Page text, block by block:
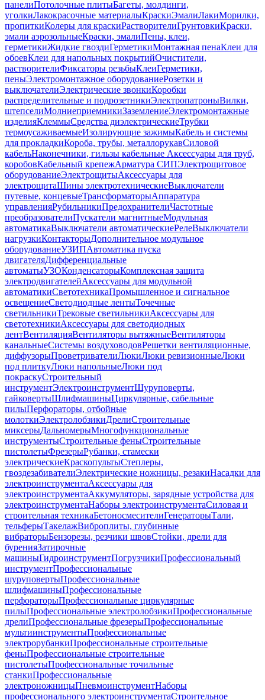
панелиПотолочные плитыБагеты, молдинги,
уголкиЛакокрасочные материалыКраскиЭмалиЛакиМорилки,
пропиткиКолеры для краскиРастворителиГрунтовкиКраски,
эмали аэрозольныеКраски, эмалиПены, клеи,
герметикиЖидкие гвоздиГерметикиМонтажная пенаКлеи для
обоевКлеи для напольных покрытийОчистители,
растворителиФиксаторы резьбыКлеиГерметики,
пеныЭлектромонтажное оборудованиеРозетки и
выключателиЭлектрические звонкиКоробки
распределительные и подрозетникиЭлектропатроныВилки,
штепселиМолниеприемникиЗаземлениеЭлектромонтажные
изделияКлеммыСредства диэлектрическиеТрубки
термоусаживаемыеИзолирующие зажимыКабель и системы
для прокладкиКороба, трубы, металлорукавСиловой
кабельНаконечники, гильзы кабельные Аксессуары для труб,
коробовКабельный крепежАрматура СИПЭлектрощитовое
оборудованиеЭлектрощитыАксессуары для
электрощитаШины электротехническиеВыключатели
путевые, концевыеТрансформаторыАппаратура
управленияРубильникиПредохранителиЧастотные
преобразователиПускатели магнитныеМодульная
автоматикаВыключатели автоматическиеРелеВыключатели
нагрузкиКонтакторыДополнительное модульное
оборудованиеУЗИПАвтоматика пуска
двигателяДифференциальные
автоматыУЗОКонденсаторыКомплексная защита
электродвигателейАксессуары для модульной
автоматикиСветотехникаПромышленное и сигнальное
освещениеСветодиодные лентыТочечные
светильникиТрековые светильникиАксессуары для
светотехникиАксессуары для светодиодных
лентВентиляцияВентиляторы вытяжныеВентиляторы
канальныеСистемы воздуховодовРешетки вентиляционные,
диффузорыПроветривателиЛюкиЛюки ревизионныеЛюки
под плиткуЛюки напольныеЛюки под
покраскуСтроительный
инструментЭлектроинструментШуруповерты,
гайковертыШлифмашиныЦиркулярные, сабельные
пилыПерфораторы, отбойные
молоткиЭлектролобзикиДрелиСтроительные
миксерыДальномерыМногофункциональные
инструментыСтроительные феныСтроительные
пистолетыФрезерыРубанки, стамески
электрическиеКраскопультыСтеплеры,
гвоздезабивателиЭлектрические ножницы, резакиНасадки для
электроинструментаАксессуары для
электроинструментаАккумуляторы, зарядные устройства для
электроинструментаНаборы электроинструментаСиловая и
строительная техникаБетоносмесителиГенераторыТали,
тельферыТакелажВиброплиты, глубинные
вибраторыБензорезы, резчики швовСтойки, дрели для
буренияЗатирочные
машиныГидроинструментПогрузчикиПрофессиональный
инструментПрофессиональные
шуруповертыПрофессиональные
шлифмашиныПрофессиональные
перфораторыПрофессиональные циркулярные
пилыПрофессиональные электролобзикиПрофессиональные
дрелиПрофессиональные фрезерыПрофессиональные
мультиинструментыПрофессиональные
электрорубанкиПрофессиональные строительные
феныПрофессиональные строительные
пистолетыПрофессиональные точильные
станкиПрофессиональные
электроножницыПневмоинструментНаборы
профессионального электроинструментаСтроительное